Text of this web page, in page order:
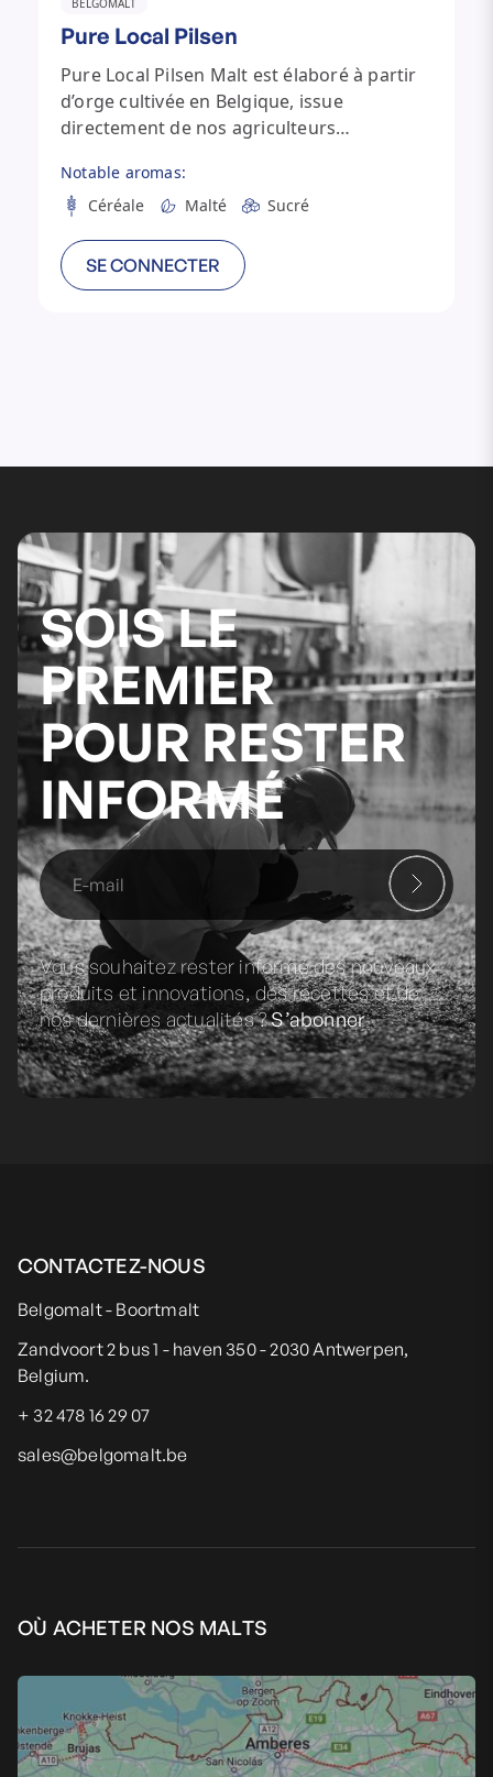
BELGOMALT
Pure Local Pilsen
Pure Local Pilsen Malt est élaboré à partir
d’orge cultivée en Belgique, issue
directement de nos agriculteurs
d’approvisionnement courte et
transparente.
Notable aromas:
Céréale
Malté Sucré
SE CONNECTER
SOIS LE
PREMIER
POUR RESTER
INFORMÉ
Vous souhaitez rester informé des nouveaux
produits et innovations, des recettes et de
nos dernières actualités ?S’abonner
CONTACTEZ-NOUS
Belgomalt - Boortmalt
Zandvoort 2 bus 1 - haven 350 - 2030 Antwerpen,
Belgium.
+ 32 478 16 29 07
sales@belgomalt.be
OÙ ACHETER NOS MALTS